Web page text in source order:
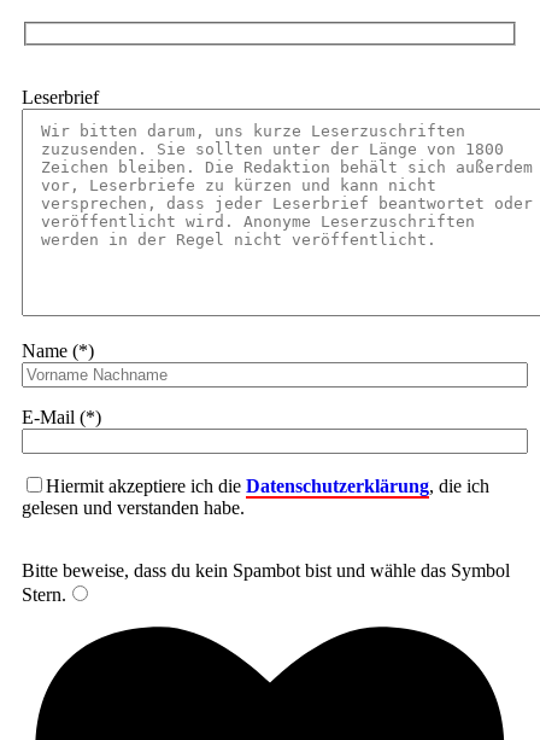
Leserbrief
Name (*)
E-Mail (*)
Hiermit akzeptiere ich die Datenschutzerklärung, die ich
gelesen und verstanden habe.
Bitte beweise, dass du kein Spambot bist und wähle das Symbol
Stern.